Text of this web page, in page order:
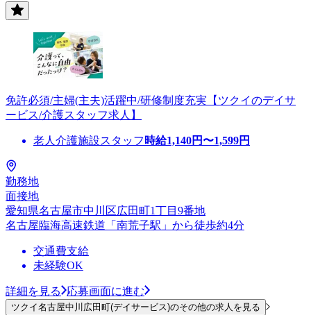
免許必須/主婦(主夫)活躍中/研修制度充実【ツクイのデイサ
ービス/介護スタッフ求人】
老人介護施設スタッフ 時給1,140円〜1,599円
勤務地
面接地
愛知県名古屋市中川区広田町1丁目9番地
名古屋臨海高速鉄道「南荒子駅」から徒歩約4分
交通費支給
未経験OK
詳細を見る 応募画面に進む
ツクイ名古屋中川広田町(デイサービス)のその他の求人を見る